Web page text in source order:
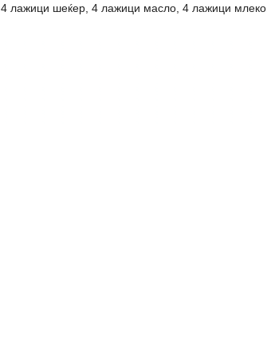
4 лажици шеќер, 4 лажици масло, 4 лажици млеко.